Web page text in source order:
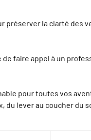
préserver la clarté des
faire appel à un
pour toutes vos
lever au coucher du